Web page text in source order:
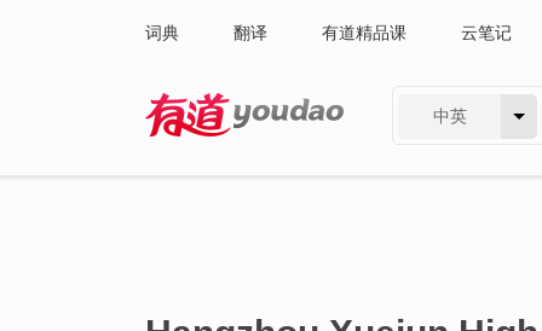
词典 翻译 有道精品课 云笔记
中英